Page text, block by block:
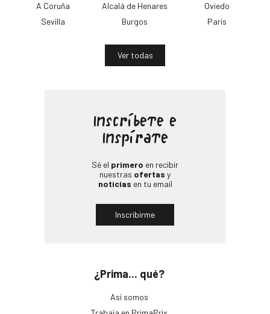
A Coruña
Sevilla
Alcalá de Henares
Burgos
Oviedo
París
Ver todas
¿Prima... qué?
Así somos
Inscríbete e
Inspírate
Sé el primero en recibir
nuestras ofertas y
noticias en tu email
Inscribirme